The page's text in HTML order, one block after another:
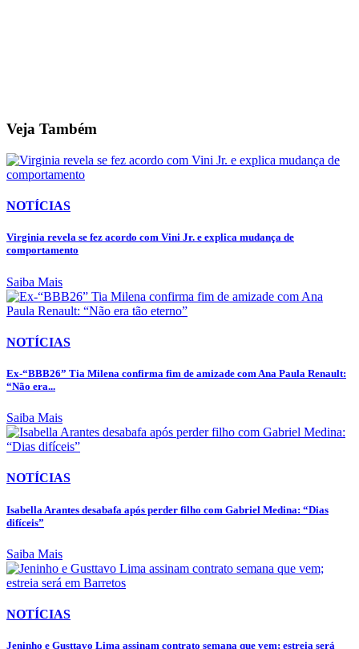
Veja Também
NOTÍCIAS
Virginia revela se fez acordo com Vini Jr. e explica mudança de
comportamento
Saiba Mais
NOTÍCIAS
Ex-“BBB26” Tia Milena confirma fim de amizade com Ana Paula Renault:
“Não era...
Saiba Mais
NOTÍCIAS
Isabella Arantes desabafa após perder filho com Gabriel Medina: “Dias
difíceis”
Saiba Mais
NOTÍCIAS
Jeninho e Gusttavo Lima assinam contrato semana que vem; estreia será